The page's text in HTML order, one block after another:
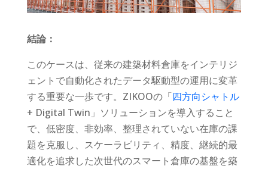
結論：
このケースは、従来の建築材料倉庫をインテリジ
ェントで自動化されたデータ駆動型の運用に変革
する重要な一歩です。ZIKOOの「四方向シャトル
+ Digital Twin」ソリューションを導入すること
で、低密度、非効率、整理されていない在庫の課
題を克服し、スケーラビリティ、精度、継続的最
適化を追求した次世代のスマート倉庫の基盤を築